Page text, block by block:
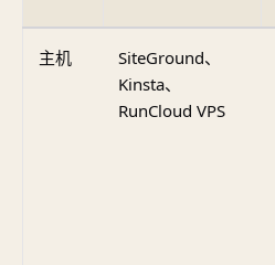
主机
SiteGround、
Kinsta、
RunCloud VPS